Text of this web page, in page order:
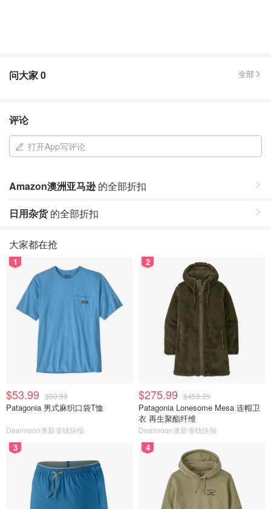
问大家0 全部
评论
打开App写评论
Amazon澳洲亚马逊的全部折扣
日用杂货的全部折扣
大家都在抢
1
$53.99 $89.99
Patagonia 男式麻织口袋T恤
Dealmoon澳新省钱快报
2
$275.99 $459.99
Patagonia Lonesome Mesa 连帽卫
衣 再生聚酯纤维
Dealmoon澳新省钱快报
3 4